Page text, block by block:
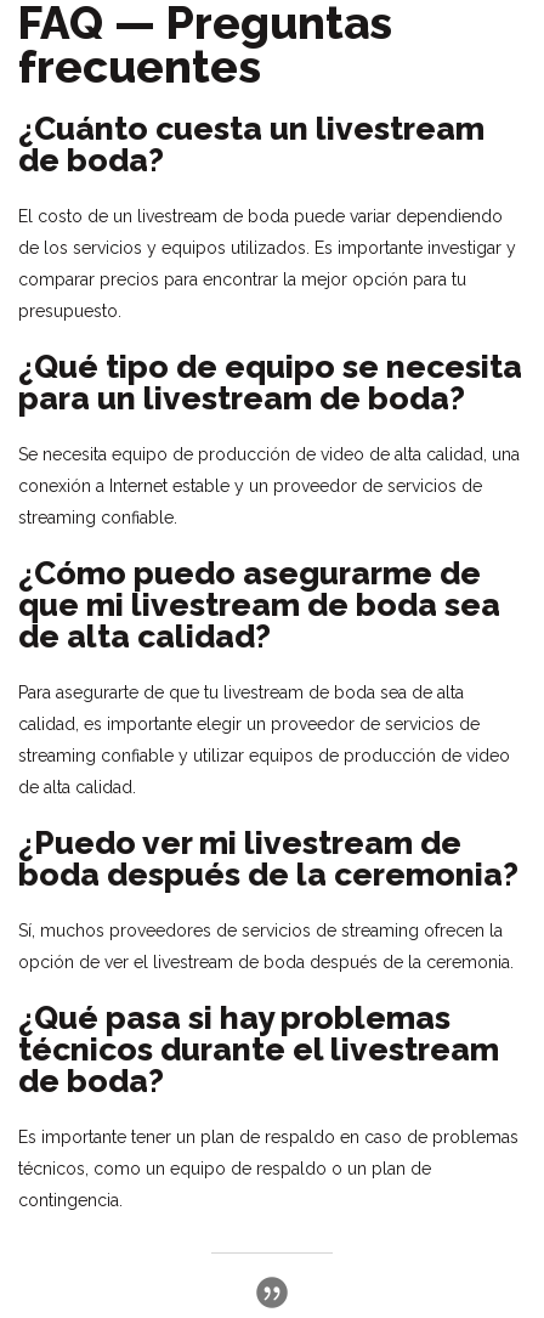
FAQ — Preguntas
frecuentes
¿Cuánto cuesta un livestream
de boda?
El costo de un livestream de boda puede variar dependiendo
de los servicios y equipos utilizados. Es importante investigar y
comparar precios para encontrar la mejor opción para tu
presupuesto.
¿Qué tipo de equipo se necesita
para un livestream de boda?
Se necesita equipo de producción de video de alta calidad, una
conexión a Internet estable y un proveedor de servicios de
streaming confiable.
¿Cómo puedo asegurarme de
que mi livestream de boda sea
de alta calidad?
Para asegurarte de que tu livestream de boda sea de alta
calidad, es importante elegir un proveedor de servicios de
streaming confiable y utilizar equipos de producción de video
de alta calidad.
¿Puedo ver mi livestream de
boda después de la ceremonia?
Sí, muchos proveedores de servicios de streaming ofrecen la
opción de ver el livestream de boda después de la ceremonia.
¿Qué pasa si hay problemas
técnicos durante el livestream
de boda?
Es importante tener un plan de respaldo en caso de problemas
técnicos, como un equipo de respaldo o un plan de
contingencia.